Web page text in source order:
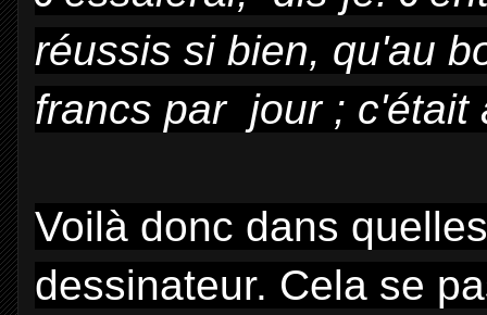
réussis si bien, qu'au
francs par jour ; c'était
Voilà donc dans
dessinateur. Cela se